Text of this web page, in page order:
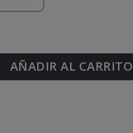
AÑADIR AL CARRITO